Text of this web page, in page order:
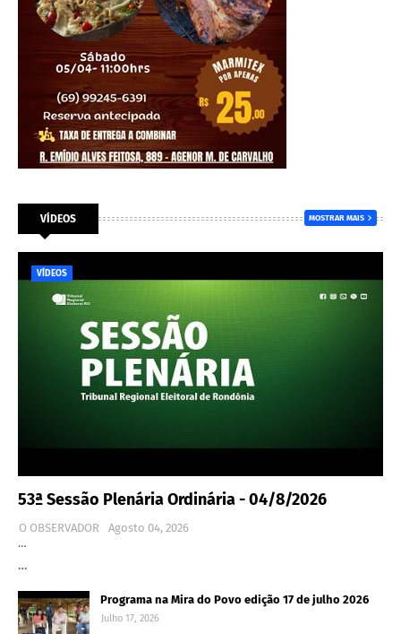
VÍDEOS MOSTRAR MAIS
VÍDEOS
53ª Sessão Plenária Ordinária - 04/8/2026
O OBSERVADOR
Agosto 04, 2026
…
…
Programa na Mira do Povo edição 17 de julho 2026
Julho 17, 2026